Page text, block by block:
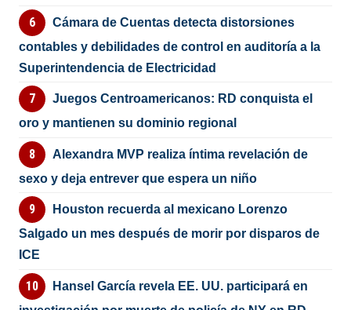
Cámara de Cuentas detecta distorsiones
contables y debilidades de control en auditoría a la
Superintendencia de Electricidad
Juegos Centroamericanos: RD conquista el
oro y mantienen su dominio regional
Alexandra MVP realiza íntima revelación de
sexo y deja entrever que espera un niño
Houston recuerda al mexicano Lorenzo
Salgado un mes después de morir por disparos de
ICE
Hansel García revela EE. UU. participará en